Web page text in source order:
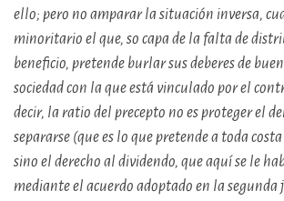
ello; pero no amparar la situación inversa,
minoritario el que, so capa de la falta de
beneficio, pretende burlar sus deberes de
sociedad con la que está vinculado por el
decir, la ratio del precepto no es proteger el
separarse (que es lo que pretende a toda
sino el derecho al dividendo, que aquí se le
mediante el acuerdo adoptado en la